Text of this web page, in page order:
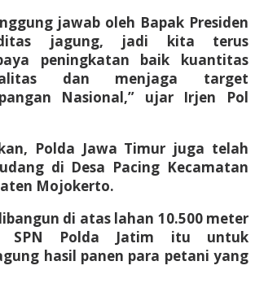
jawab oleh Bapak Presiden
jagung, jadi kita terus
peningkatan baik kuantitas
dan menjaga target
Nasional,” ujar Irjen Pol
Polda Jawa Timur juga telah
di Desa Pacing Kecamatan
Mojokerto.
di atas lahan 10.500 meter
SPN Polda Jatim itu untuk
hasil panen para petani yang